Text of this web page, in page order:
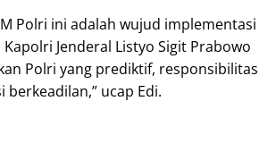
Polri ini adalah wujud implementasi
Jenderal Listyo Sigit Prabowo
Polri yang prediktif, responsibilitas
ucap Edi.